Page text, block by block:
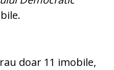
doar 11 imobile,